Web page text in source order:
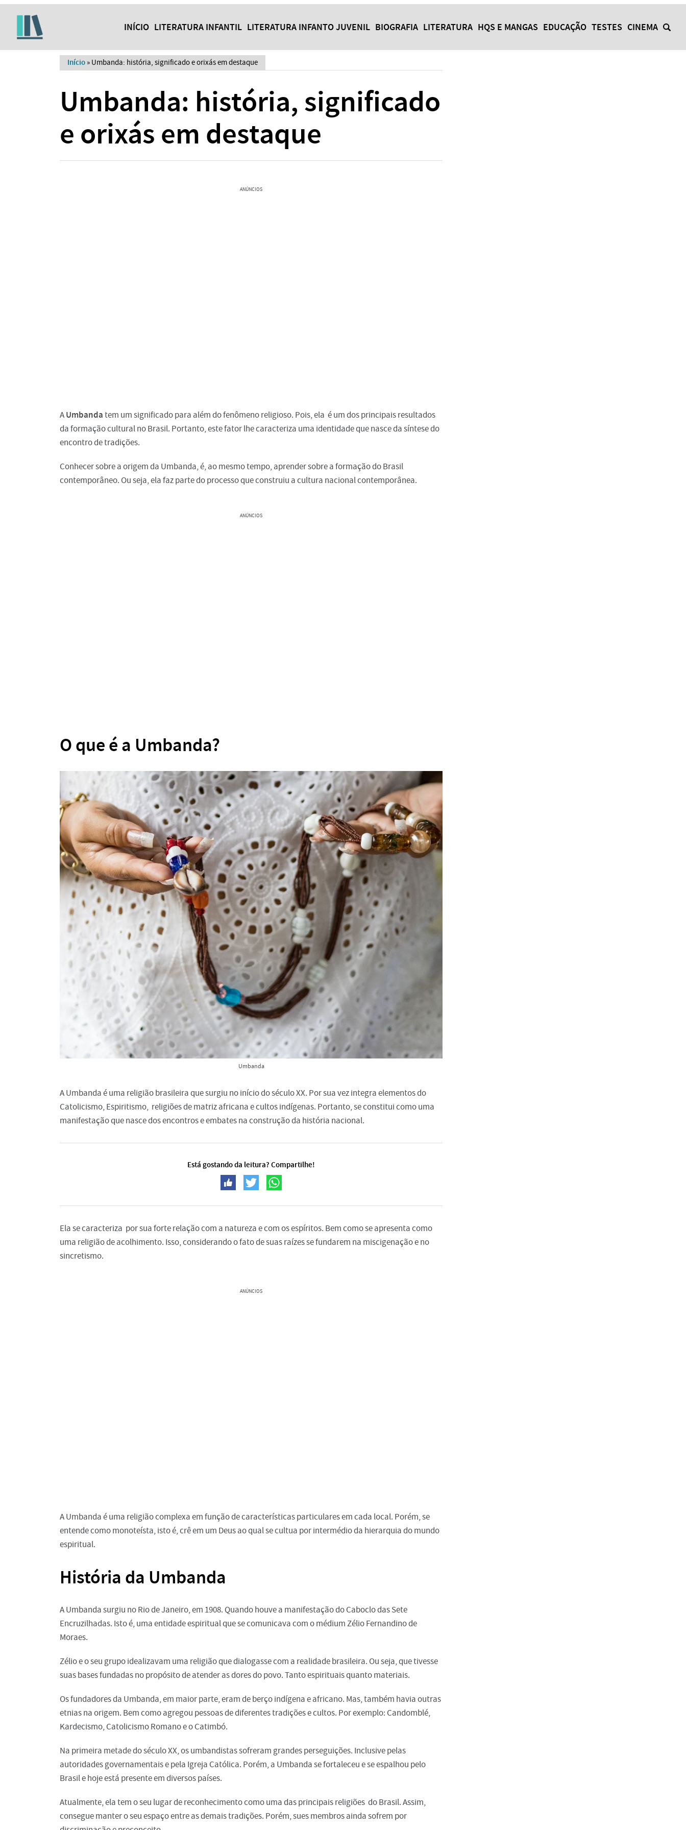
INÍCIO LITERATURA INFANTIL LITERATURA INFANTO JUVENIL BIOGRAFIA LITERATURA HQS E MANGAS EDUCAÇÃO TESTES CINEMA
Início » Umbanda: história, significado e orixás em destaque
Umbanda: história, significado
e orixás em destaque
ANÚNCIOS
AUmbandatem um significado para além do fenômeno religioso. Pois, ela é um dos principais resultados
da formação cultural no Brasil. Portanto, este fator lhe caracteriza uma identidade que nasce da síntese do
encontro de tradições.
Conhecer sobre a origem da Umbanda, é, ao mesmo tempo, aprender sobre a formação do Brasil
contemporâneo. Ou seja, ela faz parte do processo que construiu a cultura nacional contemporânea.
ANÚNCIOS
O que é a Umbanda?
Umbanda
A Umbanda é uma religião brasileira que surgiu no início do século XX. Por sua vez integra elementos do
Catolicismo, Espiritismo, religiões de matriz africana e cultos indígenas. Portanto, se constitui como uma
manifestação que nasce dos encontros e embates na construção da história nacional.
Está gostando da leitura? Compartilhe!
Ela se caracteriza por sua forte relação com a natureza e com os espíritos. Bem como se apresenta como
uma religião de acolhimento. Isso, considerando o fato de suas raízes se fundarem na miscigenação e no
sincretismo.
ANÚNCIOS
A Umbanda é uma religião complexa em função de características particulares em cada local. Porém, se
entende como monoteísta, isto é, crê em um Deus ao qual se cultua por intermédio da hierarquia do mundo
espiritual.
História da Umbanda
A Umbanda surgiu no Rio de Janeiro, em 1908. Quando houve a manifestação do Caboclo das Sete
Encruzilhadas. Isto é, uma entidade espiritual que se comunicava com o médium Zélio Fernandino de
Moraes.
Zélio e o seu grupo idealizavam uma religião que dialogasse com a realidade brasileira. Ou seja, que tivesse
suas bases fundadas no propósito de atender as dores do povo. Tanto espirituais quanto materiais.
Os fundadores da Umbanda, em maior parte, eram de berço indígena e africano. Mas, também havia outras
etnias na origem. Bem como agregou pessoas de diferentes tradições e cultos. Por exemplo: Candomblé,
Kardecismo, Catolicismo Romano e o Catimbó.
Na primeira metade do século XX, os umbandistas sofreram grandes perseguições. Inclusive pelas
autoridades governamentais e pela Igreja Católica. Porém, a Umbanda se fortaleceu e se espalhou pelo
Brasil e hoje está presente em diversos países.
Atualmente, ela tem o seu lugar de reconhecimento como uma das principais religiões do Brasil. Assim,
consegue manter o seu espaço entre as demais tradições. Porém, sues membros ainda sofrem por